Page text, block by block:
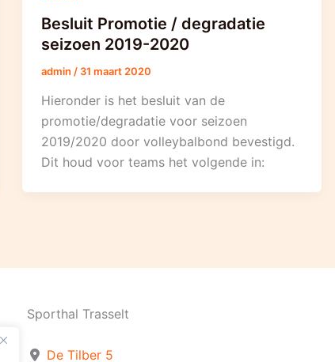
Besluit Promotie / degradatie
seizoen 2019-2020
admin / 31 maart 2020
Hieronder is het besluit van de
promotie/degradatie voor seizoen
2019/2020 door volleybalbond bevestigd.
Dit houd voor teams het volgende in:
Sporthal Trasselt
De Tilber 5